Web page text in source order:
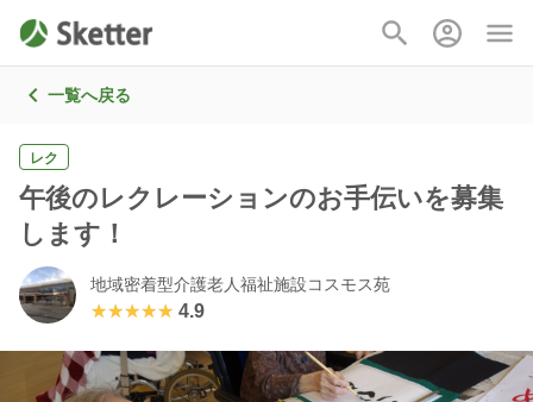
一覧へ戻る
レク
午後のレクレーションのお手伝いを募集
します！
地域密着型介護老人福祉施設コスモス苑
★★★★★
★★★★★ 4.9